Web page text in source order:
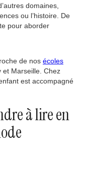
domaines,
ou l’histoire. De
pour aborder
de nos écoles
et Marseille. Chez
est accompagné
à lire en